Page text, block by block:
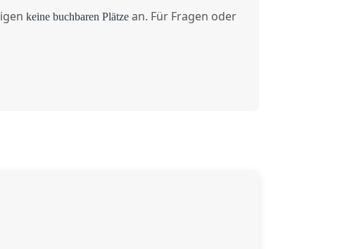
keine buchbaren Plätze an. Für Fragen oder